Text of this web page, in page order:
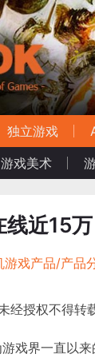
独立游戏
游戏美术
近15
游戏产品/产品
经授权不得转
戏界一直以